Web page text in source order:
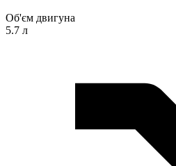
Об'єм двигуна
5.7 л